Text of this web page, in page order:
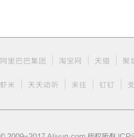
阿里巴巴集团 淘宝网 天猫 聚
虾米 天天动听 来往 钉钉